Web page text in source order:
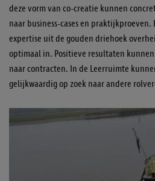
deze vorm van co-creatie kunnen
naar business-cases en
expertise uit de gouden driehoek
optimaal in. Positieve resultaten
naar contracten. In de Leerruimte
gelijkwaardig op zoek naar andere